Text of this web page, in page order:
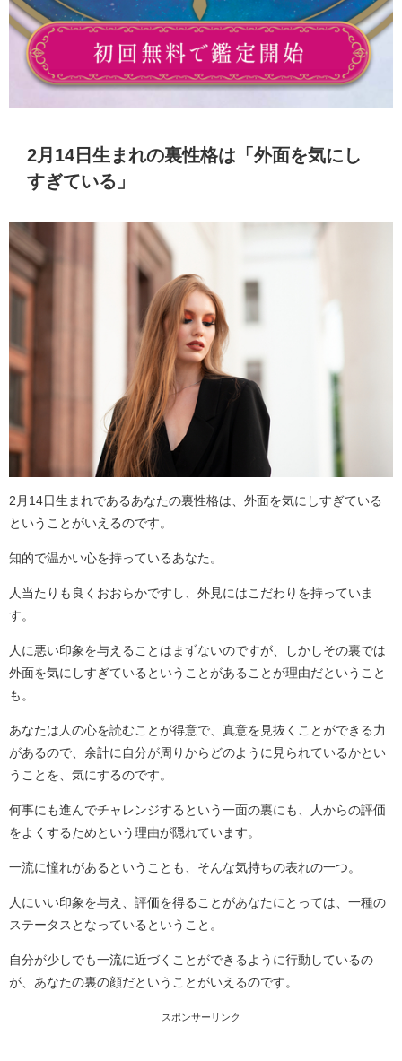
2月14日生まれの裏性格は「外面を気にし
すぎている」
2月14日生まれであるあなたの裏性格は、外面を気にしすぎている
ということがいえるのです。
知的で温かい心を持っているあなた。
人当たりも良くおおらかですし、外見にはこだわりを持っていま
す。
人に悪い印象を与えることはまずないのですが、しかしその裏では
外面を気にしすぎているということがあることが理由だということ
も。
あなたは人の心を読むことが得意で、真意を見抜くことができる力
があるので、余計に自分が周りからどのように見られているかとい
うことを、気にするのです。
何事にも進んでチャレンジするという一面の裏にも、人からの評価
をよくするためという理由が隠れています。
一流に憧れがあるということも、そんな気持ちの表れの一つ。
人にいい印象を与え、評価を得ることがあなたにとっては、一種の
ステータスとなっているということ。
自分が少しでも一流に近づくことができるように行動しているの
が、あなたの裏の顔だということがいえるのです。
スポンサーリンク